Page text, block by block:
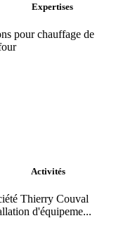
Expertises
pour chauffage de
Activités
Thierry Couval
d'équipeme...